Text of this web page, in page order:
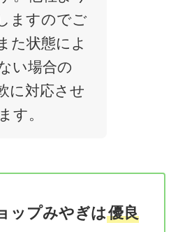
ますのでご
た状態によ
い場合の
に対応させ
す。
ップみやぎは優良